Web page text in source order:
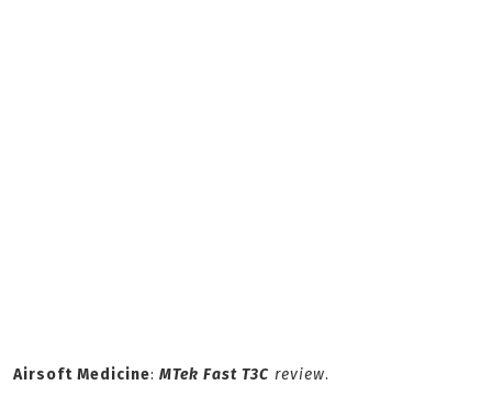
Airsoft Medicine: MTek Fast T3C review.